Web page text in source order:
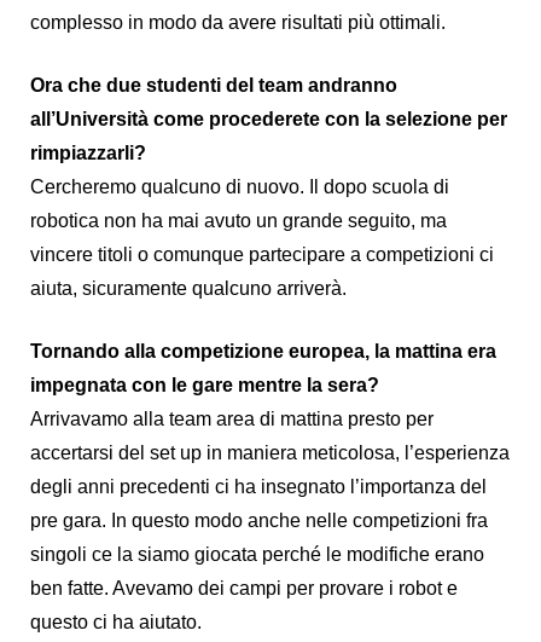
complesso in modo da avere risultati più ottimali.
Ora che due studenti del team andranno
all’Università come procederete con la selezione per
rimpiazzarli?
Cercheremo qualcuno di nuovo. Il dopo scuola di
robotica non ha mai avuto un grande seguito, ma
vincere titoli o comunque partecipare a competizioni ci
aiuta, sicuramente qualcuno arriverà.
Tornando alla competizione europea, la mattina era
impegnata con le gare mentre la sera?
Arrivavamo alla team area di mattina presto per
accertarsi del set up in maniera meticolosa, l’esperienza
degli anni precedenti ci ha insegnato l’importanza del
pre gara. In questo modo anche nelle competizioni fra
singoli ce la siamo giocata perché le modifiche erano
ben fatte. Avevamo dei campi per provare i robot e
questo ci ha aiutato.